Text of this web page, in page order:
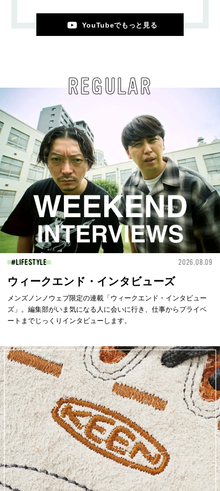
YouTubeでもっと見る
REGULAR
LIFESTYLE 2026.08.09
ウィークエンド・インタビューズ
メンズノンノウェブ限定の連載「ウィークエンド・インタビュー
ズ」。編集部がいま気になる人に会いに行き、仕事からプライベ
ートまでじっくりインタビューします。